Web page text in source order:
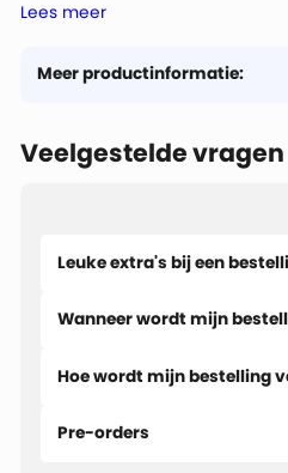
Meer productinformatie:
* De cadeaubon is drie jaar
* De waarde van de
* De unieke code kan je
Lees meer
Veelgestelde vragen
Leuke extra's bij een
Wanneer wordt mijn
Hoe wordt mijn bestelling
Pre-orders